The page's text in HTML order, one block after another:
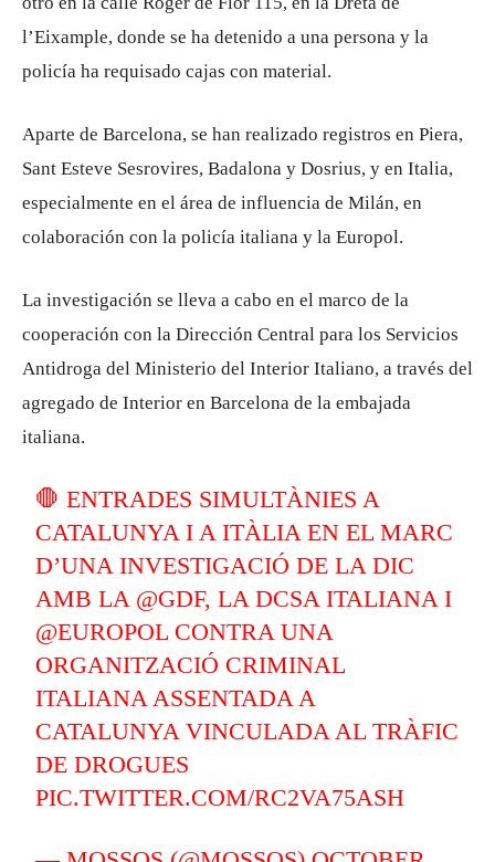
l’Eixample, donde se ha detenido a una persona y la
policía ha requisado cajas con material.
Aparte de Barcelona, ​​se han realizado registros en Piera,
Sant Esteve Sesrovires, Badalona y Dosrius, y en Italia,
especialmente en el área de influencia de Milán, en
colaboración con la policía italiana y la Europol.
La investigación se lleva a cabo en el marco de la
cooperación con la Dirección Central para los Servicios
Antidroga del Ministerio del Interior Italiano, a través del
agregado de Interior en Barcelona de la embajada
italiana.
🛑 ENTRADES SIMULTÀNIES A
CATALUNYA I A ITÀLIA EN EL MARC
D’UNA INVESTIGACIÓ DE LA DIC
AMB LA @GDF, LA DCSA ITALIANA I
@EUROPOLCONTRA UNA
ORGANITZACIÓ CRIMINAL
ITALIANA ASSENTADA A
CATALUNYA VINCULADA AL TRÀFIC
DE DROGUES
PIC.TWITTER.COM/RC2VA75ASH